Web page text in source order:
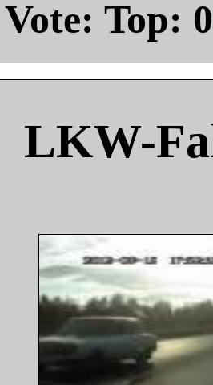
Vote: Top: 0
LKW-